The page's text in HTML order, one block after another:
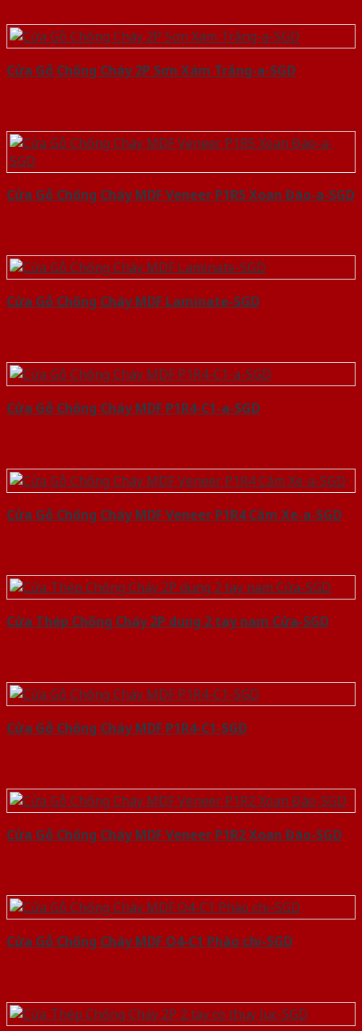
Cửa Gỗ Chống Cháy 2P Sơn Xám Trắng-a-SGD
Cửa Gỗ Chống Cháy MDF Veneer P1R5 Xoan Đào-a-SGD
Cửa Gỗ Chống Cháy MDF Laminate-SGD
Cửa Gỗ Chống Cháy MDF P1R4-C1-a-SGD
Cửa Gỗ Chống Cháy MDF Veneer P1R4 Căm Xe-a-SGD
Cửa Thép Chống Cháy 2P dung 2 tay nam Cửa-SGD
Cửa Gỗ Chống Cháy MDF P1R4-C1-SGD
Cửa Gỗ Chống Cháy MDF Veneer P1R2 Xoan Đào-SGD
Cửa Gỗ Chống Cháy MDF O4-C1 Phào chi-SGD